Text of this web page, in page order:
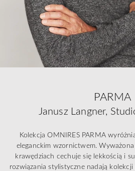
PARMA
Janusz Langner,
Kolekcja OMNIRES PARMA
eleganckim wzornictwem.
krawędziach cechuje się lekkością i
rozwiązania stylistyczne nadają